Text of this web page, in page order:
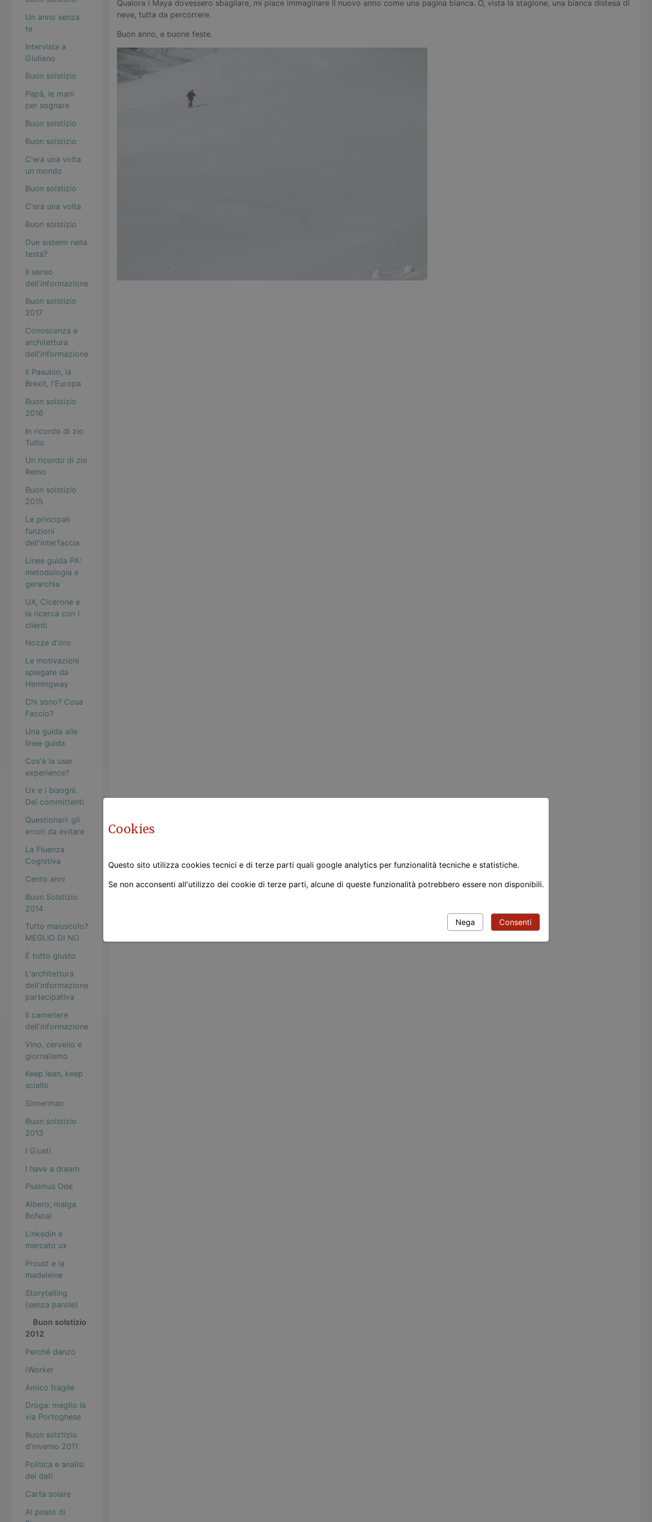
Un anno senza
te
Intervista a
Giuliano
Buon solstizio
Papà, le mani
per sognare
Buon solstizio
Buon solstizio
C'era una volta
un mondo
Buon solstizio
C'era una volta
Buon solstizio
Due sistemi nella
testa?
Il senso
dell'informazione
Buon solstizio
2017
Conoscenza e
architettura
dell'informazione
Il Pasubio, la
Brexit, l'Europa
Buon solstizio
2016
In ricordo di zio
Tullio
Un ricordo di zio
Remo
Buon solstizio
2015
Le principali
funzioni
dell'interfaccia
Linee guida PA:
metodologia e
gerarchia
UX, Cicerone e
la ricerca con i
clienti
Nozze d'oro
Le motivazioni
spiegate da
Hemingway
Chi sono? Cosa
Faccio?
Una guida alle
linee guida
Cos'è la user
experience?
Ux e i bisogni.
Dei committenti
Questionari: gli
errori da evitare
La Fluenza
Cognitiva
Cento anni
Buon Solstizio
2014
Tutto maiuscolo?
MEGLIO DI NO
È tutto giusto
L'architettura
dell'informazione
partecipativa
Il cameriere
dell'informazione
Vino, cervello e
giornalismo
Keep lean, keep
sciallo
Sinnerman
Buon solstizio
2013
I Giusti
I have a dream
Psalmus Ode
Albero, malga
Bofetal
Linkedin e
mercato ux
Proust e la
madeleine
Storytelling
(senza parole)
Buon solstizio
2012
Perché danzo
iWorker
Amico fragile
Droga: meglio la
via Portoghese
Buon solztizio
d'inverno 2011
Politica e analisi
dei dati
Carta solare
Al posto di
Qualora i Maya dovessero sbagliare, mi piace immaginare il nuovo anno come una pagina bianca. O, vista la stagione, una bianca distesa di
neve, tutta da percorrere.
Buon anno, e buone feste.
Cookies
Questo sito utilizza cookies tecnici e di terze parti quali google analytics per funzionalità tecniche e statistiche.
Se non acconsenti all'utilizzo dei cookie di terze parti, alcune di queste funzionalità potrebbero essere non disponibili.
Nega Consenti